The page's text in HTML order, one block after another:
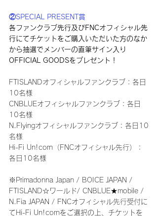
②SPECIAL PRESENT賞
各ファンクラブ先行及びFNCオフィシャル先
行にてチケットをご購入いただいた方のなか
から抽選でメンバーの直筆サイン入り
OFFICIAL GOODSをプレゼント！
FTISLANDオフィシャルファンクラブ：各日
10名様
CNBLUEオフィシャルファンクラブ：各日
10名様
N.Flyingオフィシャルファンクラブ：各日10
名様
Hi-Fi Un!corn（FNCオフィシャル先行）：
各日10名様
※Primadonna Japan / BOICE JAPAN /
FTISLAND☆ワールド/ CNBLUE★mobile /
N.Fia JAPAN / FNCオフィシャル先行受付に
てHi-Fi Un!cornをご選択の上、チケットを